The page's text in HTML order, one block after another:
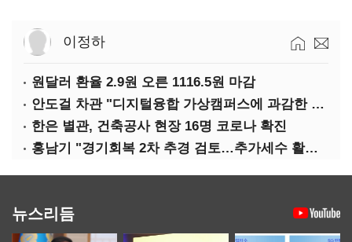
이정하
원달러 환율 2.9원 오른 1116.5원 마감
안도걸 차관 "디지털융합 가상캠퍼스에 과감한 인센티브 부여"
한은 별관, 건축공사 현장 16명 코로나 확진
홍남기 "경기회복 2차 추경 검토…추가세수 활용할 것"(종합)
뉴스리듬